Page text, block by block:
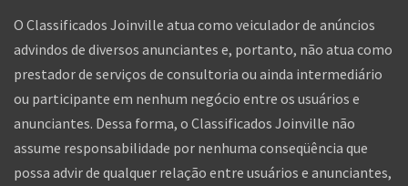
O Classificados Joinville atua como veiculador de anúncios
advindos de diversos anunciantes e, portanto, não atua como
prestador de serviços de consultoria ou ainda intermediário
ou participante em nenhum negócio entre os usuários e
anunciantes. Dessa forma, o Classificados Joinville não
assume responsabilidade por nenhuma conseqüência que
possa advir de qualquer relação entre usuários e anunciantes,